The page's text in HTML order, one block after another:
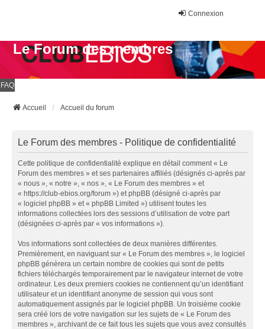
Connexion
Le Forum des membres
FAQ
Accueil Accueil du forum
Le Forum des membres - Politique de confidentialité
Cette politique de confidentialité explique en détail comment « Le
Forum des membres » et ses partenaires affiliés (désignés ci-après par
« nous », « notre », « nos », « Le Forum des membres » et
« https://club-ebios.org/forum ») et phpBB (désigné ci-après par
« logiciel phpBB » et « phpBB Limited ») utilisent toutes les
informations collectées lors des sessions d’utilisation de votre part
(désignées ci-après par « vos informations »).
Vos informations sont collectées de deux manières différentes.
Premièrement, en naviguant sur « Le Forum des membres », le logiciel
phpBB génèrera un certain nombre de cookies qui sont de petits
fichiers téléchargés temporairement par le navigateur internet de votre
ordinateur. Les deux premiers cookies ne contiennent qu’un identifiant
utilisateur et un identifiant anonyme de session qui vous sont
automatiquement assignés par le logiciel phpBB. Un troisième cookie
sera créé lors de votre navigation sur les sujets de « Le Forum des
membres », archivant de ce fait tous les sujets que vous avez consultés